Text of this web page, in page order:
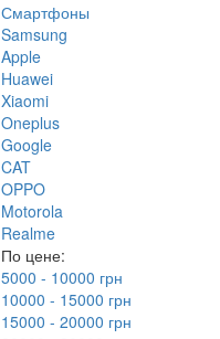
Смартфоны
Samsung
Apple
Huawei
Xiaomi
Oneplus
Google
CAT
OPPO
Motorola
Realme
По цене:
5000 - 10000 грн
10000 - 15000 грн
15000 - 20000 грн